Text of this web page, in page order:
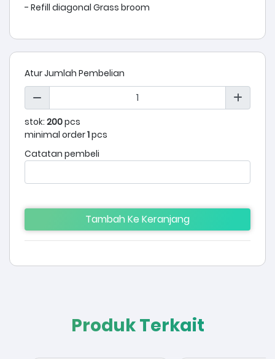
- Refill diagonal Grass broom
Atur Jumlah Pembelian
stok: 200pcs
minimal order1pcs
Catatan pembeli
Tambah Ke Keranjang
Produk Terkait